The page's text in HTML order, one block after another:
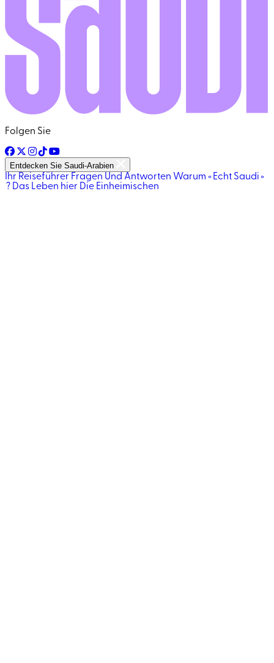
Folgen Sie
Entdecken Sie Saudi-Arabien
Ihr Reiseführer Fragen Und Antworten Warum « Echt Saudi »
? Das Leben hier Die Einheimischen